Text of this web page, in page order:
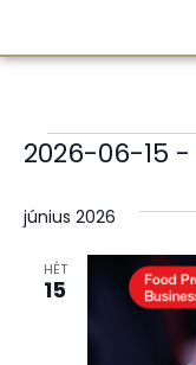
2026-06-15 -
június 2026
HÉT
15